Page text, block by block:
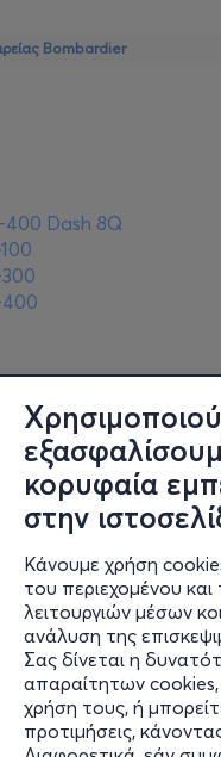
κορυφαία
στην
Κάνουμε χρήση
του περιεχομένου
λειτουργιών μέσων
ανάλυση της
Σας δίνεται η
απαραίτητων
χρήση τους, ή
προτιμήσεις,
Bombardier
Dash 8Q
Πληροφορίες
Υποστήριξη
Stay Connected